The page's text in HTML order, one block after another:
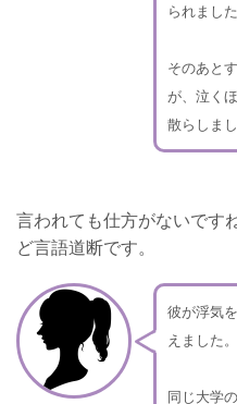
られました
そのあと
が、泣く
散らしまし
言われても仕方がないです
ど言語道断です。
彼が浮気
えました。
同じ大学